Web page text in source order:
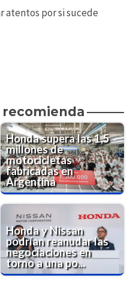
atentos por si sucede
recomienda
Honda supera las 1,5
millones de
motocicletas
fabricadas en
Argentina
Honda y Nissan
podrían reanudar las
negociaciones en
torno a una po...